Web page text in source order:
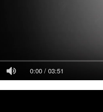
0:00 / 03:51